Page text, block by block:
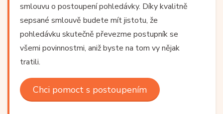
smlouvu o postoupení pohledávky. Díky kvalitně
sepsané smlouvě budete mít jistotu, že
pohledávku skutečně převezme postupník se
všemi povinnostmi, aniž byste na tom vy nějak
tratili.
Chci pomoct s postoupením